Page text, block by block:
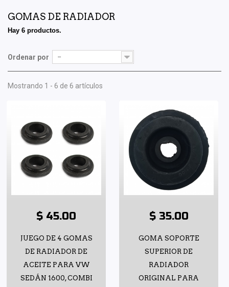
GOMAS DE RADIADOR
Hay 6 productos.
Ordenar por --
Mostrando 1 - 6 de 6 artículos
$ 45.00
JUEGO DE 4 GOMAS
DE RADIADOR DE
ACEITE PARA VW
SEDÁN 1600, COMBI
$ 35.00
GOMA SOPORTE
SUPERIOR DE
RADIADOR
ORIGINAL PARA